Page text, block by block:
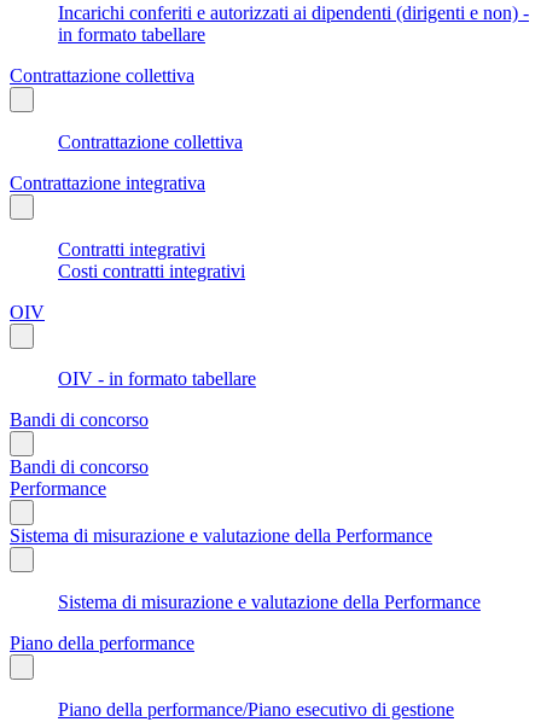
Incarichi conferiti e autorizzati ai dipendenti (dirigenti e non) -
in formato tabellare
Contrattazione collettiva
Contrattazione collettiva
Contrattazione integrativa
Contratti integrativi
Costi contratti integrativi
OIV
OIV - in formato tabellare
Bandi di concorso
Bandi di concorso
Performance
Sistema di misurazione e valutazione della Performance
Sistema di misurazione e valutazione della Performance
Piano della performance
Piano della performance/Piano esecutivo di gestione